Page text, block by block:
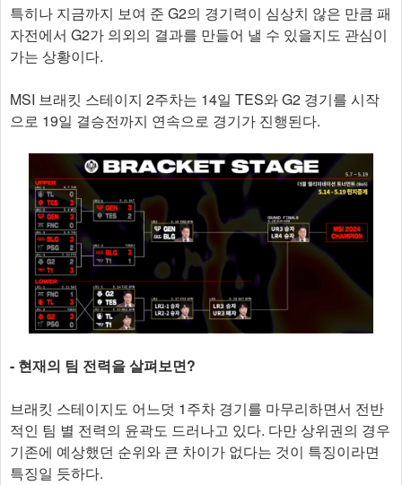
특히나 지금까지 보여 준 G2의 경기력이 심상치 않은 만큼 패
자전에서 G2가 의외의 결과를 만들어 낼 수 있을지도 관심이
가는 상황이다.
MSI 브래킷 스테이지 2주차는 14일 TES와 G2 경기를 시작
으로 19일 결승전까지 연속으로 경기가 진행된다.
- 현재의 팀 전력을 살펴보면?
브래킷 스테이지도 어느덧 1주차 경기를 마무리하면서 전반
적인 팀 별 전력의 윤곽도 드러나고 있다. 다만 상위권의 경우
기존에 예상했던 순위와 큰 차이가 없다는 것이 특징이라면
특징일 듯하다.